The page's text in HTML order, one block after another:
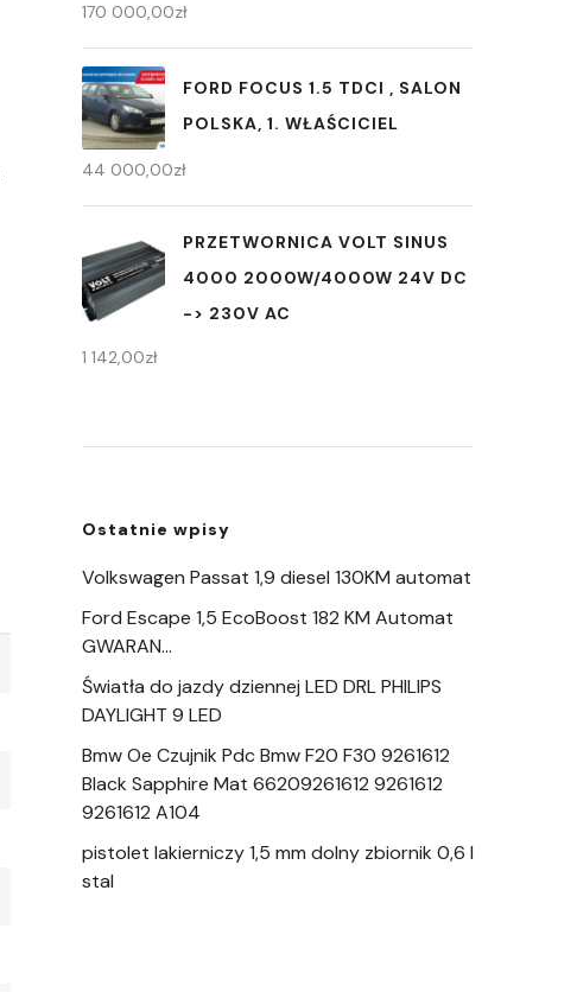
170 000,00zł
FORD FOCUS 1.5 TDCI , SALON
POLSKA, 1. WŁAŚCICIEL
44 000,00zł
PRZETWORNICA VOLT SINUS
4000 2000W/4000W 24V DC
-> 230V AC
1 142,00zł
Ostatnie wpisy
Volkswagen Passat 1,9 diesel 130KM automat
Ford Escape 1,5 EcoBoost 182 KM Automat
GWARAN…
Światła do jazdy dziennej LED DRL PHILIPS
DAYLIGHT 9 LED
Bmw Oe Czujnik Pdc Bmw F20 F30 9261612
Black Sapphire Mat 66209261612 9261612
9261612 A104
pistolet lakierniczy 1,5 mm dolny zbiornik 0,6 l
stal